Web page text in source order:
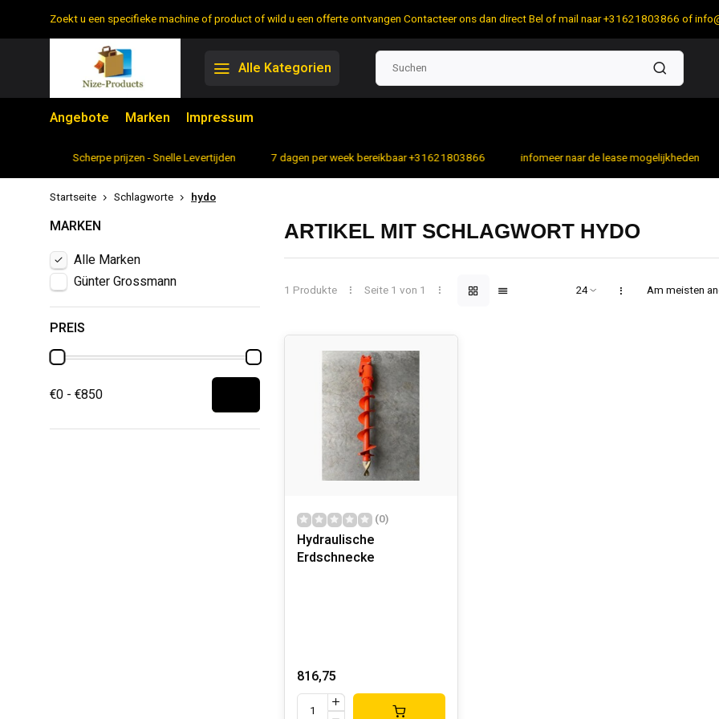
Zoekt u een specifieke machine of product of wild u een offerte ontvangen Contacteer ons dan direct Bel of mail naar +31621803866 of
Alle Kategorien
Angebote Marken Impressum
Scherpe prijzen - Snelle Levertijden 7 dagen per week bereikbaar +31621803866 infomeer naar de lease mogelijkheden
Startseite Schlagworte hydo
MARKEN
Alle Marken
Günter Grossmann
PREIS
€0 - €850
ARTIKEL MIT SCHLAGWORT HYDO
1 Produkte Seite 1 von 1 Am meisten
(0)
Hydraulische
Erdschnecke
816,75